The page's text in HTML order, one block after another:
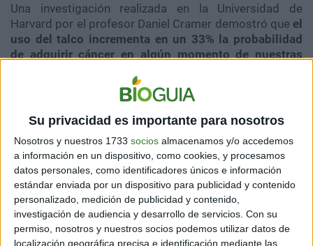
Su privacidad es importante para nosotros
Nosotros y nuestros 1733 socios almacenamos y/o accedemos
a información en un dispositivo, como cookies, y procesamos
datos personales, como identificadores únicos e información
estándar enviada por un dispositivo para publicidad y contenido
personalizado, medición de publicidad y contenido,
investigación de audiencia y desarrollo de servicios. Con su
permiso, nosotros y nuestros socios podemos utilizar datos de
localización geográfica precisa e identificación mediante las
Una investigación realizada en la Universidad de
Harvard por el profesor Daniel Cramer demostró que el
uso del talco incrementa en un 33% la probabilidad
de adquirir cáncer en algún momento de nuestras
estudios distintos muestra que el cáncer es entre un
20% y 40% más prevelente en usuarios de talco.
Por otro lado, en un estudio difundido en junio de 2016
que abarcó a 51.000 hermanas de pacientes con
cáncer de seno, los expertos determinaron que las
mujeres que se aplicaban talco en los genitales tenían
27% menos riesgo de sufrir cáncer de ovario que las no
usuarias. Finalmente, dos estudios estadounidenses a
largo plazo indican que el talco no incrementa las
probabilidades de adquirir cáncer de ovario.